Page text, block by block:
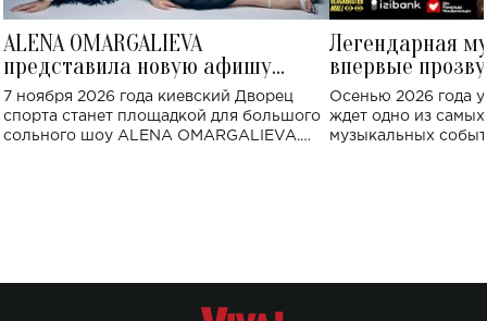
ALENA OMARGALIEVA
представила новую афишу
большого концерта во Дворце
спорта
7 ноября 2026 года киевский Дворец
спорта станет площадкой для большого
сольного шоу ALENA OMARGALIEVA.
Легендарная
впервые
Украине: где
Осенью 2026 года
ждет одно из
музыкальных